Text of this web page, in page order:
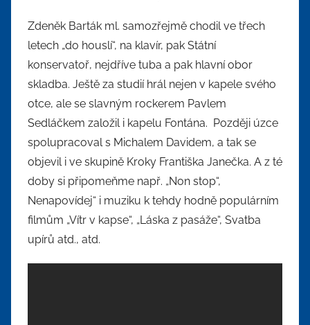
Zdeněk Barták ml. samozřejmě chodil ve třech
letech „do houslí“, na klavír, pak Státní
konservatoř, nejdříve tuba a pak hlavní obor
skladba. Ještě za studií hrál nejen v kapele svého
otce, ale se slavným rockerem Pavlem
Sedláčkem založil i kapelu Fontána. Později úzce
spolupracoval s Michalem Davidem, a tak se
objevil i ve skupině Kroky Františka Janečka. A z té
doby si připomeňme např. „Non stop“,
Nenapovídej“ i muziku k tehdy hodně populárním
filmům „Vítr v kapse“, „Láska z pasáže“, Svatba
upírů atd., atd.